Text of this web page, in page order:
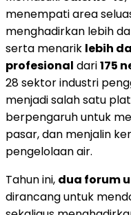
menempati area
menghadirkan lebih
serta menarik lebih
profesional dari175
28 sektor industri
menjadi salah satu
berpengaruh untuk
pasar, dan menjalin
pengelolaan air.
Tahun ini, dua forum
dirancang untuk